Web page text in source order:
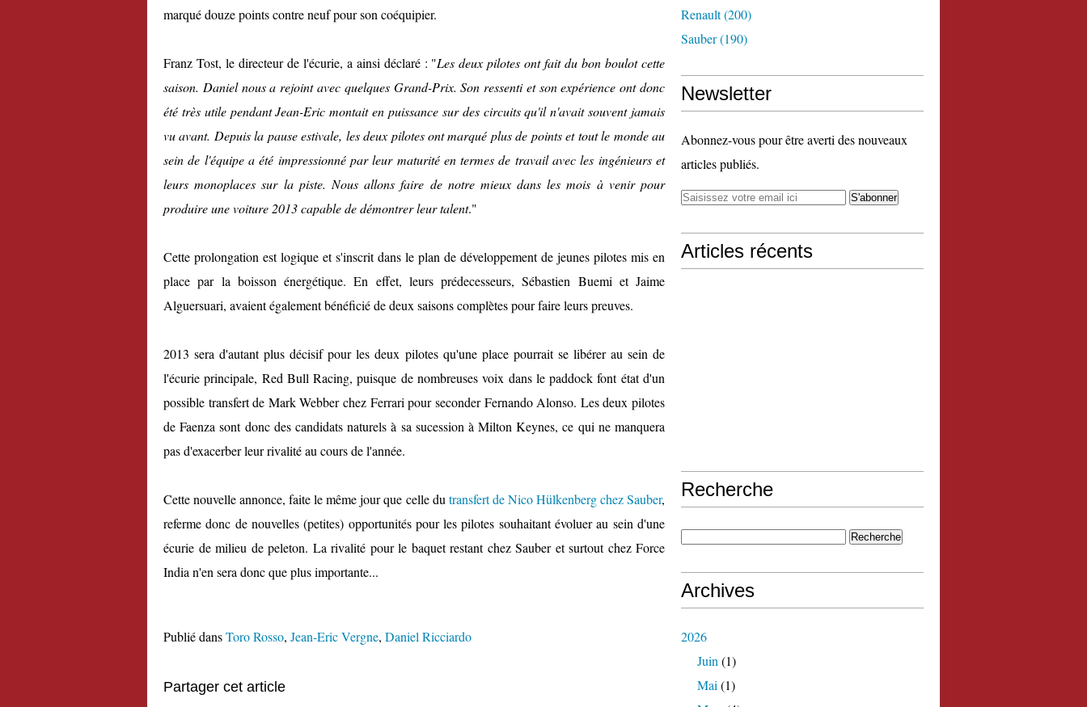
marqué douze points contre neuf pour son coéquipier.
Franz Tost, le directeur de l'écurie, a ainsi déclaré : "Les deux pilotes ont fait du bon boulot cette
saison. Daniel nous a rejoint avec quelques Grand-Prix. Son ressenti et son expérience ont donc
été très utile pendant Jean-Eric montait en puissance sur des circuits qu'il n'avait souvent jamais
vu avant. Depuis la pause estivale, les deux pilotes ont marqué plus de points et tout le monde au
sein de l'équipe a été impressionné par leur maturité en termes de travail avec les ingénieurs et
leurs monoplaces sur la piste. Nous allons faire de notre mieux dans les mois à venir pour
produire une voiture 2013 capable de démontrer leur talent."
Cette prolongation est logique et s'inscrit dans le plan de développement de jeunes pilotes mis en
place par la boisson énergétique. En effet, leurs prédecesseurs, Sébastien Buemi et Jaime
Alguersuari, avaient également bénéficié de deux saisons complètes pour faire leurs preuves.
2013 sera d'autant plus décisif pour les deux pilotes qu'une place pourrait se libérer au sein de
l'écurie principale, Red Bull Racing, puisque de nombreuses voix dans le paddock font état d'un
possible transfert de Mark Webber chez Ferrari pour seconder Fernando Alonso. Les deux pilotes
de Faenza sont donc des candidats naturels à sa sucession à Milton Keynes, ce qui ne manquera
pas d'exacerber leur rivalité au cours de l'année.
Cette nouvelle annonce, faite le même jour que celle du transfert de Nico Hülkenberg chez Sauber,
referme donc de nouvelles (petites) opportunités pour les pilotes souhaitant évoluer au sein d'une
écurie de milieu de peleton. La rivalité pour le baquet restant chez Sauber et surtout chez Force
India n'en sera donc que plus importante...
Publié dansToro Rosso, Jean-Eric Vergne, Daniel Ricciardo
Partager cet article
Renault(200)
Sauber(190)
Newsletter
Abonnez-vous pour être averti des nouveaux
articles publiés.
Articles récents
Recherche
Archives
2026
Juin (1)
Mai (1)